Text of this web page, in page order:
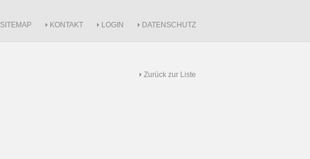
SITEMAP KONTAKT LOGIN DATENSCHUTZ
Zurück zur Liste